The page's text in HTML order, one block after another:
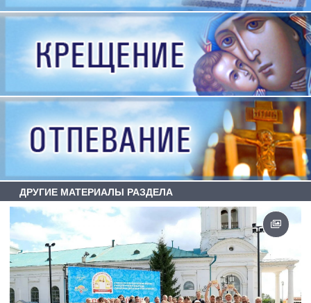
ДРУГИЕ МАТЕРИАЛЫ РАЗДЕЛА